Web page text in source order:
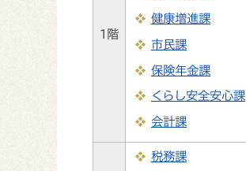
1階
健康増進課
市民課
保険年金課
くらし安全安心課
会計課
税務課